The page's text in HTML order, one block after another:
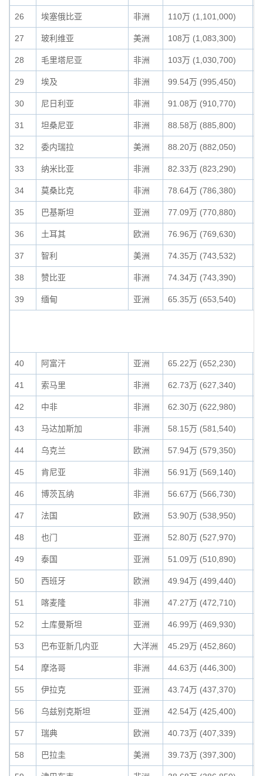
26 埃塞俄比亚 非洲 110万 (1,101,000)
27 玻利维亚 美洲 108万 (1,083,300)
28 毛里塔尼亚 非洲 103万 (1,030,700)
29 埃及 非洲 99.54万 (995,450)
30 尼日利亚 非洲 91.08万 (910,770)
31 坦桑尼亚 非洲 88.58万 (885,800)
32 委内瑞拉 美洲 88.20万 (882,050)
33 纳米比亚 非洲 82.33万 (823,290)
34 莫桑比克 非洲 78.64万 (786,380)
35 巴基斯坦 亚洲 77.09万 (770,880)
36 土耳其 欧洲 76.96万 (769,630)
37 智利 美洲 74.35万 (743,532)
38 赞比亚 非洲 74.34万 (743,390)
39 缅甸 亚洲 65.35万 (653,540)
40 阿富汗 亚洲 65.22万 (652,230)
41 索马里 非洲 62.73万 (627,340)
42 中非 非洲 62.30万 (622,980)
43 马达加斯加 非洲 58.15万 (581,540)
44 乌克兰 欧洲 57.94万 (579,350)
45 肯尼亚 非洲 56.91万 (569,140)
46 博茨瓦纳 非洲 56.67万 (566,730)
47 法国 欧洲 53.90万 (538,950)
48 也门 亚洲 52.80万 (527,970)
49 泰国 亚洲 51.09万 (510,890)
50 西班牙 欧洲 49.94万 (499,440)
51 喀麦隆 非洲 47.27万 (472,710)
52 土库曼斯坦 亚洲 46.99万 (469,930)
53 巴布亚新几内亚 大洋洲 45.29万 (452,860)
54 摩洛哥 非洲 44.63万 (446,300)
55 伊拉克 亚洲 43.74万 (437,370)
56 乌兹别克斯坦 亚洲 42.54万 (425,400)
57 瑞典 欧洲 40.73万 (407,339)
58 巴拉圭 美洲 39.73万 (397,300)